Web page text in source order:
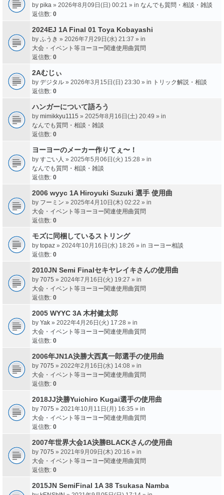
by pika » 2026年8月09日(日) 00:21 » in なんでも質問・相談・雑談
返信数: 0
2024EJ 1A Final 01 Toya Kobayashi
by ふうき » 2026年7月29日(水) 21:37 » in
大会・イベント等ヨーヨー関連使用曲質問
返信数: 0
2Aむじぃ
by デジタル » 2026年3月15日(日) 23:30 » in トリック解説・相談
返信数: 0
ハンガーについて語ろう
by mimikkyu1115 » 2025年8月16日(土) 20:49 » in
なんでも質問・相談・雑談
返信数: 0
ヨーヨーのメーカー作りてぇ〜！
by すごい人 » 2025年5月06日(火) 15:28 » in
なんでも質問・相談・雑談
返信数: 0
2006 wyyc 1A Hiroyuki Suzuki 選手 使用曲
by フーミン » 2025年4月10日(木) 02:22 » in
大会・イベント等ヨーヨー関連使用曲質問
返信数: 0
モズに同梱しているストリング
by topaz » 2024年10月16日(水) 18:26 » in ヨーヨー相談
返信数: 0
2010JN Semi Finalセキヤレイキさんの使用曲
by 7075 » 2024年7月16日(火) 19:27 » in
大会・イベント等ヨーヨー関連使用曲質問
返信数: 0
2005 WYYC 3A 木村健太郎
by Yak » 2022年4月26日(火) 17:28 » in
大会・イベント等ヨーヨー関連使用曲質問
返信数: 0
2006年JN1A決勝大西真一郎選手の使用曲
by 7075 » 2022年2月16日(水) 14:08 » in
大会・イベント等ヨーヨー関連使用曲質問
返信数: 0
2018JJ決勝Yuichiro Kugai選手の使用曲
by 7075 » 2021年10月11日(月) 16:35 » in
大会・イベント等ヨーヨー関連使用曲質問
返信数: 0
2007年世界大会1A決勝BLACKさんの使用曲
by 7075 » 2021年9月09日(木) 20:16 » in
大会・イベント等ヨーヨー関連使用曲質問
返信数: 0
2015JN SemiFinal 1A 38 Tsukasa Namba